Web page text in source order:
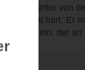
Robert Hunter von
es diesmal hart. Er
Fall ermitteln, der an